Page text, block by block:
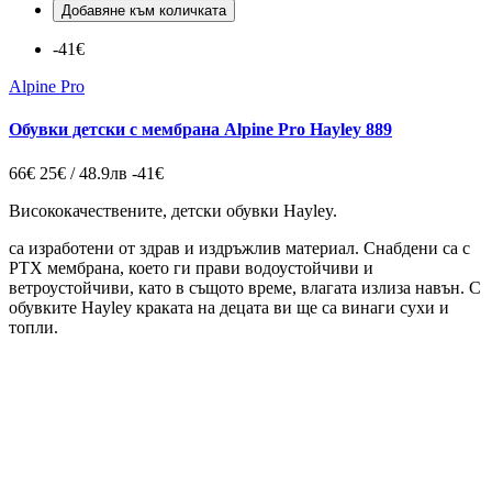
Добавяне към количката
-41€
Alpine Pro
Обувки детски с мембрана Alpine Pro Hayley 889
66€ 25€ / 48.9лв -41€
Висококачествените, детски обувки Hayley.
са изработени от здрав и издръжлив материал. Снабдени са с
PTX мембрана, което ги прави водоустойчиви и
ветроустойчиви, като в същото време, влагата излиза навън. С
обувките Hayley краката на децата ви ще са винаги сухи и
топли.